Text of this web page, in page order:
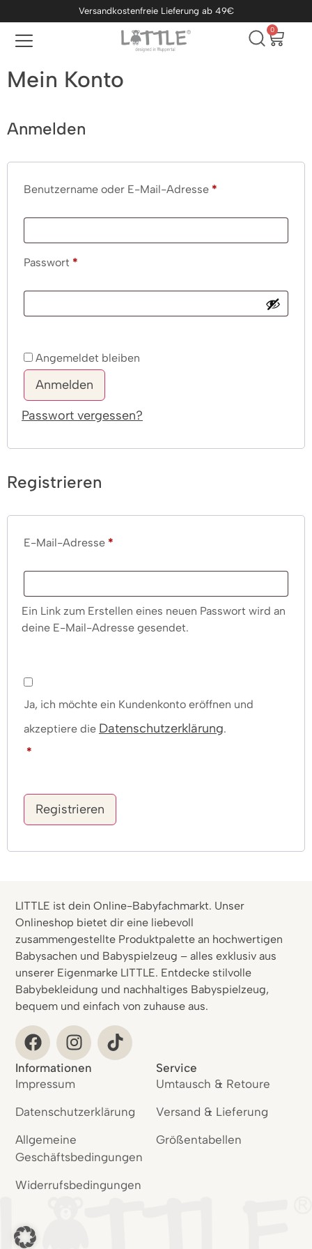
Versandkostenfreie Lieferung ab 49€
0
Mein Konto
Anmelden
Benutzername oder E-Mail-Adresse *
Passwort *
Angemeldet bleiben
Anmelden
Passwort vergessen?
Registrieren
E-Mail-Adresse *
Ein Link zum Erstellen eines neuen Passwort wird an
deine E-Mail-Adresse gesendet.
Ja, ich möchte ein Kundenkonto eröffnen und
akzeptiere die Datenschutzerklärung.
*
Registrieren
LITTLE ist dein Online-Babyfachmarkt. Unser
Onlineshop bietet dir eine liebevoll
zusammengestellte Produktpalette an hochwertigen
Babysachen und Babyspielzeug – alles exklusiv aus
unserer Eigenmarke LITTLE. Entdecke stilvolle
Babybekleidung und nachhaltiges Babyspielzeug,
bequem und einfach von zuhause aus.
Informationen
Impressum
Datenschutzerklärung
Allgemeine
Geschäftsbedingungen
Widerrufsbedingungen
Service
Umtausch & Retoure
Versand & Lieferung
Größentabellen